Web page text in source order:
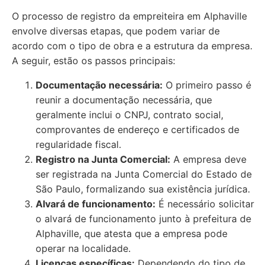
O processo de registro da empreiteira em Alphaville
envolve diversas etapas, que podem variar de
acordo com o tipo de obra e a estrutura da empresa.
A seguir, estão os passos principais:
Documentação necessária: O primeiro passo é
reunir a documentação necessária, que
geralmente inclui o CNPJ, contrato social,
comprovantes de endereço e certificados de
regularidade fiscal.
Registro na Junta Comercial: A empresa deve
ser registrada na Junta Comercial do Estado de
São Paulo, formalizando sua existência jurídica.
Alvará de funcionamento: É necessário solicitar
o alvará de funcionamento junto à prefeitura de
Alphaville, que atesta que a empresa pode
operar na localidade.